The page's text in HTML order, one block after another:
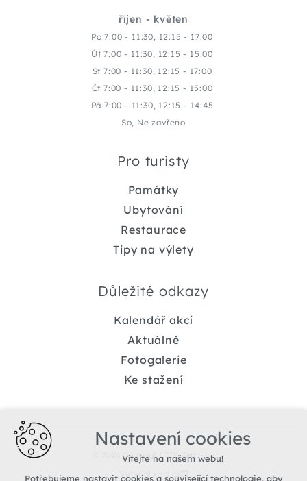
říjen - květen
Po 7:00 - 11:30, 12:15 - 17:00
Út 7:00 - 11:30, 12:15 - 15:00
St 7:00 - 11:30, 12:15 - 17:00
Čt 7:00 - 11:30, 12:15 - 15:00
Pá 7:00 - 11:30, 12:15 - 14:45
So, Ne zavřeno
Pro turisty
Památky
Ubytování
Restaurace
Tipy na výlety
Důležité odkazy
Kalendář akcí
Aktuálně
Fotogalerie
Ke stažení
© 2026 Copyright TIC Jemnice
Vytvořil xart.cz
Nastavení cookies
Vítejte na našem webu!
Potřebujeme nastavit cookies a související technologie, aby